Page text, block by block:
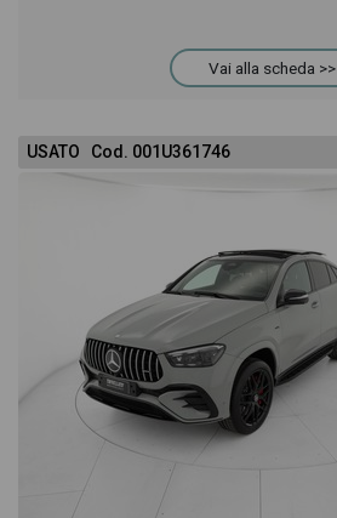
Vai alla scheda >>
USATO Cod. 001U361746